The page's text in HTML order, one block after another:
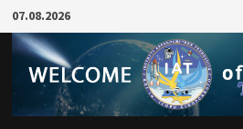
Skip
to
content
07.08.2026